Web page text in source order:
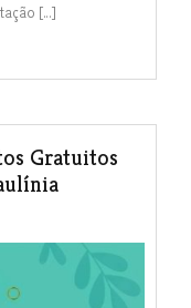
[…]
Gratuitos